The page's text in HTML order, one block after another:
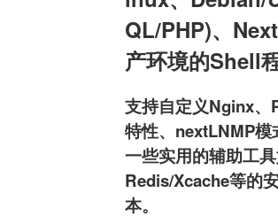
QL/PHP)、
产环境的Shell程
支持自定义Nginx、
特性、nextLNMP
一些实用的辅助工
Redis/Xcache等的
本。